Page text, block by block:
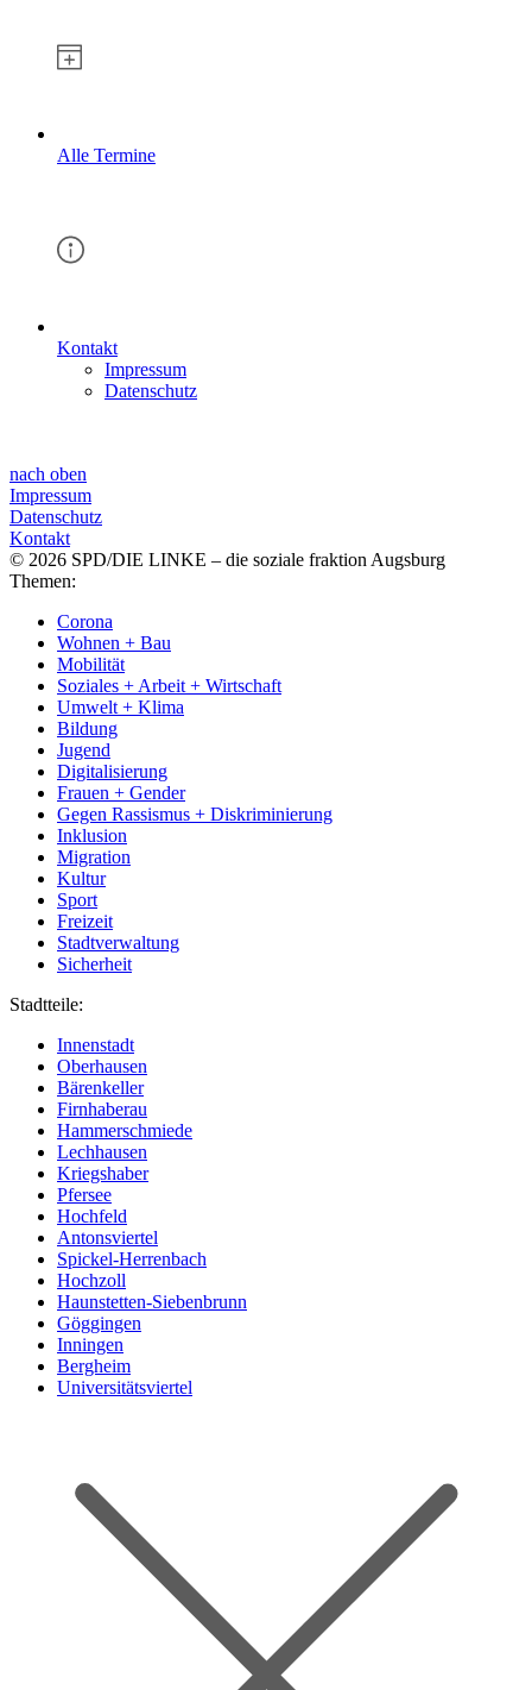
Alle Termine
Kontakt
Impressum
Datenschutz
nach oben
Impressum
Datenschutz
Kontakt
© 2026 SPD/DIE LINKE – die soziale fraktion Augsburg
Themen:
Corona
Wohnen + Bau
Mobilität
Soziales + Arbeit + Wirtschaft
Umwelt + Klima
Bildung
Jugend
Digitalisierung
Frauen + Gender
Gegen Rassismus + Diskriminierung
Inklusion
Migration
Kultur
Sport
Freizeit
Stadtverwaltung
Sicherheit
Stadtteile:
Innenstadt
Oberhausen
Bärenkeller
Firnhaberau
Hammerschmiede
Lechhausen
Kriegshaber
Pfersee
Hochfeld
Antonsviertel
Spickel-Herrenbach
Hochzoll
Haunstetten-Siebenbrunn
Göggingen
Inningen
Bergheim
Universitätsviertel